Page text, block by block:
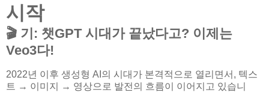
시작
🎬 기: 챗GPT 시대가 끝났다고? 이제는
Veo3다!
2022년 이후 생성형 AI의 시대가 본격적으로 열리면서, 텍스
트 → 이미지 → 영상으로 발전의 흐름이 이어지고 있습니